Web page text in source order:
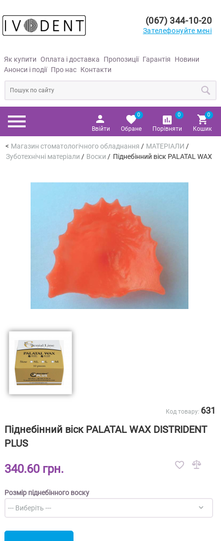
Як купити Оплата і доставка Пропозиції Гарантія
Новини
Анонси і події Про нас Контакти
(067) 344-10-20
Зателефонуйте мені
Ввійти Обране
0
Порівняти
0
Кошик
0
Магазин стоматологічного обладнання / МАТЕРІАЛИ /
Зуботехнічні матеріали / Воски / Піднебінний віск PALATAL WAX
Код товару: 631
Піднебінний віск PALATAL WAX DISTRIDENT
PLUS
340.60 грн.
Розмір піднебінного воску